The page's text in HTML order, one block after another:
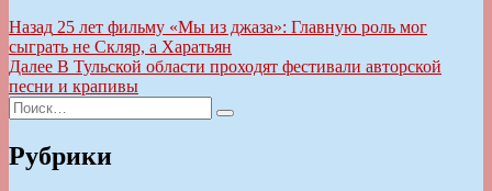
Навигация
по
записям
Назад Предыдущая
запись:
25 лет фильму «Мы из джаза»: Главную роль мог
сыграть не Скляр, а Харатьян
Далее Следующая
запись:
В Тульской области проходят фестивали авторской
песни и крапивы
Искать:
Поиск
Рубрики